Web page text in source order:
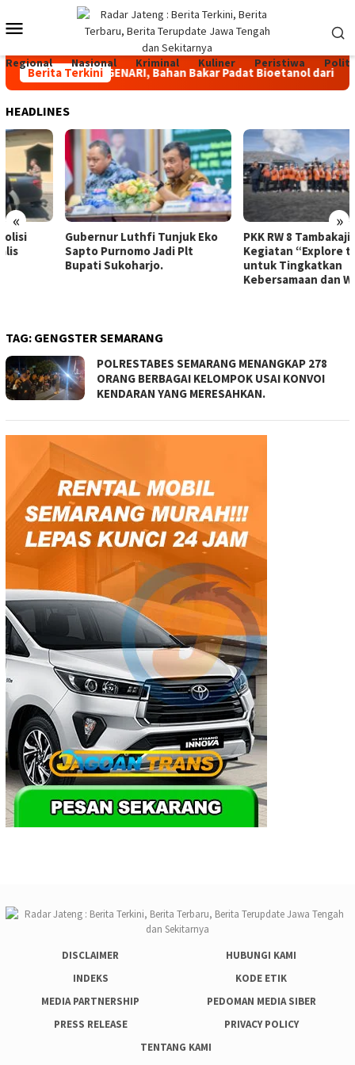
to
Mobile
Menu
Regional Nasional Kriminal Kuliner Peristiwa
Berita Terkini
Luncurkan GENARI, Bahan Bakar Padat Bioetanol dari
HEADLINES
« »
Gubernur Luthfi Tunjuk Eko
Sapto Purnomo Jadi Plt
Bupati Sukoharjo.
PKK RW 8 Tambakaji Gelar
Kegiatan “Explore to Bromo”
untuk Tingkatkan
Kebersamaan dan Wawasan
TAG: GENGSTER SEMARANG
POLRESTABES SEMARANG MENANGKAP 278
ORANG BERBAGAI KELOMPOK USAI KONVOI
KENDARAN YANG MERESAHKAN.
DISCLAIMER
HUBUNGI KAMI
INDEKS
KODE ETIK
MEDIA PARTNERSHIP
PEDOMAN MEDIA SIBER
PRESS RELEASE
PRIVACY POLICY
TENTANG KAMI